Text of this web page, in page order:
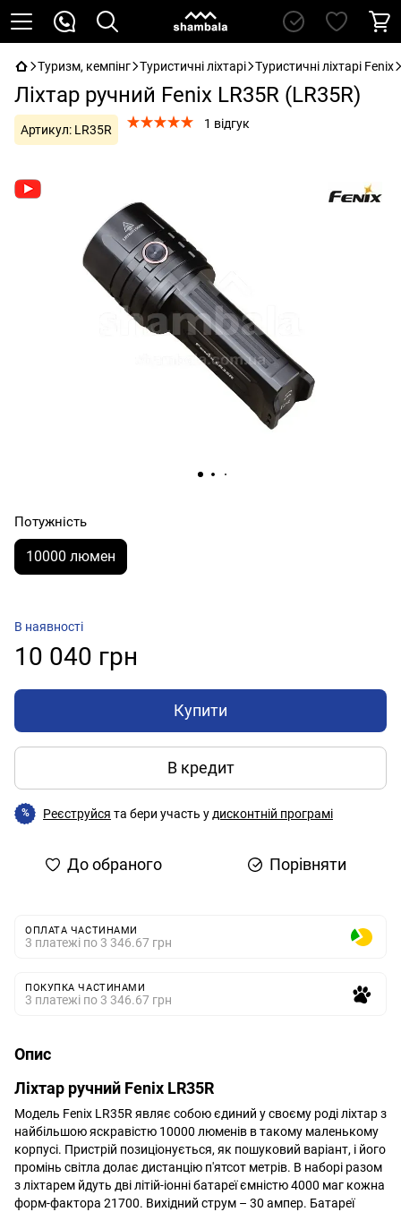
Туризм, кемпінг Туристичні ліхтарі Туристичні ліхтарі Fenix
Ліхтар ручний Fenix LR35R (LR35R)
Артикул: LR35R 1 відгук
Потужність
10000 люмен
В наявності
10 040 грн
Купити
В кредит
% Реєструйся та бери участь у дисконтній програмі
До обраного Порівняти
ОПЛАТА ЧАСТИНАМИ
3 платежі по 3 346.67 грн
ПОКУПКА ЧАСТИНАМИ
3 платежі по 3 346.67 грн
Опис
Ліхтар ручний Fenix LR35R
Модель Fenix LR35R являє собою єдиний у своєму роді ліхтар з
найбільшою яскравістю 10000 люменів в такому маленькому
корпусі. Пристрій позиціонується, як пошуковий варіант, і його
промінь світла долає дистанцію п'ятсот метрів. В наборі разом
з ліхтарем йдуть дві літій-іонні батареї ємністю 4000 маг кожна
форм-фактора 21700. Вихідний струм – 30 ампер. Батареї